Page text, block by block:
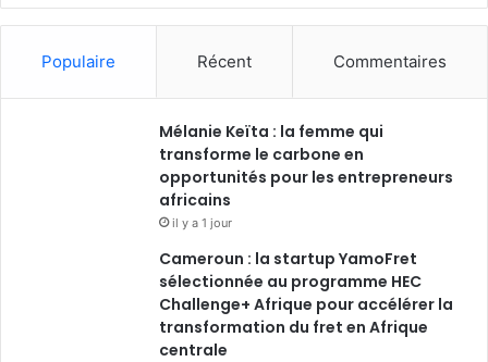
Populaire Récent Commentaires
Mélanie Keïta : la femme qui
transforme le carbone en
opportunités pour les entrepreneurs
africains
il y a 1 jour
Cameroun : la startup YamoFret
sélectionnée au programme HEC
Challenge+ Afrique pour accélérer la
transformation du fret en Afrique
centrale